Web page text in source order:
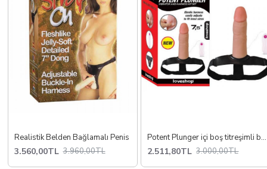
Realistik Belden Bağlamalı Penis
3.560,00TL 3.960,00TL
Potent Plunger içi boş titreşimli belden bağlamalı
2.511,80TL 3.000,00TL